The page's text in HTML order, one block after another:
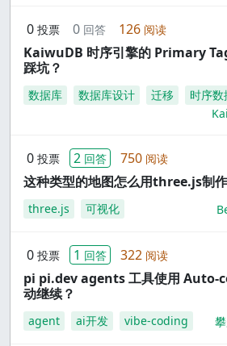
0 投票 0 回答 126 阅读
KaiwuDB 时序引擎的 Primary
踩坑？
数据库 数据库设计 迁移 时序数
0 投票 2 回答 750 阅读
这种类型的地图怎么用three.js制
three.js 可视化
0 投票 1 回答 322 阅读
pi pi.dev agents 工具使用 Auto-
动继续？
agent ai开发 vibe-coding